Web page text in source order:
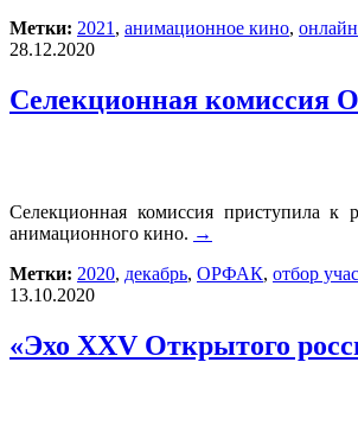
Метки: 2021, анимационное кино, онлайн
28.12.2020
Селекционная комиссия
Селекционная комиссия приступила к
анимационного кино. →
Метки: 2020, декабрь, ОРФАК, отбор
13.10.2020
«Эхо XXV Открытого